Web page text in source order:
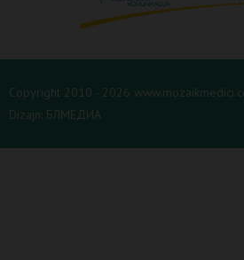
Copyright 2010 - 2026
Dizajn: БЛМЕДИА